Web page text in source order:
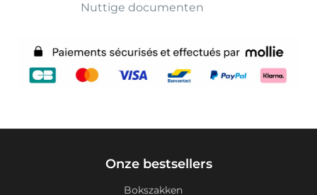
Nuttige documenten
Onze bestsellers
Bokszakken